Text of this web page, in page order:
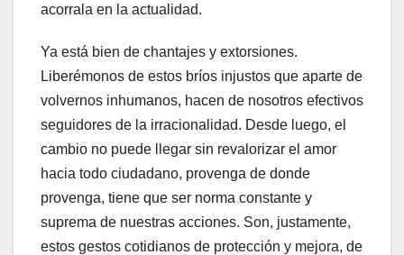
acorrala en la actualidad.
Ya está bien de chantajes y extorsiones.
Liberémonos de estos bríos injustos que aparte de
volvernos inhumanos, hacen de nosotros efectivos
seguidores de la irracionalidad. Desde luego, el
cambio no puede llegar sin revalorizar el amor
hacia todo ciudadano, provenga de donde
provenga, tiene que ser norma constante y
suprema de nuestras acciones. Son, justamente,
estos gestos cotidianos de protección y mejora, de